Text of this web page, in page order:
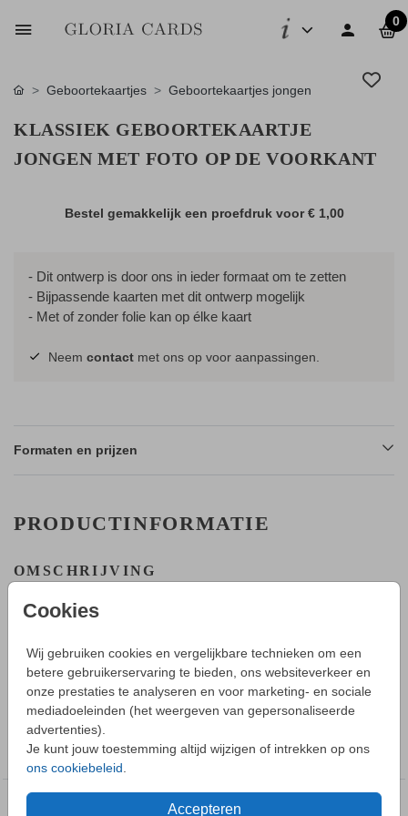
0
Cookies
Wij gebruiken cookies en vergelijkbare technieken om een
betere gebruikerservaring te bieden, ons websiteverkeer en
onze prestaties te analyseren en voor marketing- en sociale
mediadoeleinden (het weergeven van gepersonaliseerde
advertenties).
Je kunt jouw toestemming altijd wijzigen of intrekken op ons
ons cookiebeleid
Accepteren
Geboortekaartjes Geboortekaartjes jongen
KLASSIEK GEBOORTEKAARTJE
JONGEN MET FOTO OP DE VOORKANT
Bestel gemakkelijk een proefdruk voor€ 1,00
- Dit ontwerp is door ons in ieder formaat om te zetten
- Bijpassende kaarten met dit ontwerp mogelijk
- Met of zonder folie kan op élke kaart
Neem contact met ons op voor aanpassingen.
Formaten en prijzen
PRODUCTINFORMATIE
OMSCHRIJVING
- Maak in de editor een mooi ontwerp van dit geboortekaartje.
- Sla deze op in je account en bestel daarna een proefdruk.
- Tijdens bestellen kun je kiezen uit verschillende formaten,
papiersoorten en envelopkleuren.
- Bij je 1e proefdruk ontvang je een proefsetje met samples
van alle papiersoorten en kleuren enveloppen.
- Als het geboortekaartje naar wens is kun je enveloppen
Toon meer
COLLECTIE
Geboortekaartjes jongen